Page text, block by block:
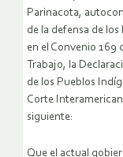
Parinacota,
de la defensa de los
en el Convenio 169
Trabajo, la
de los Pueblos
Corte
siguiente:
Que el actual